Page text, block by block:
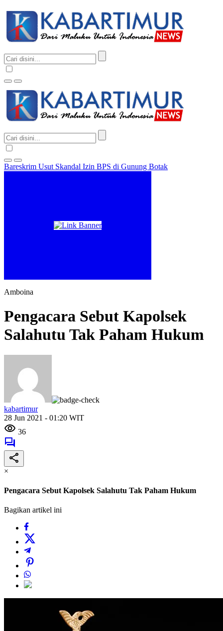
Bareskrim Usut Skandal Izin BPS di Gunung Botak
Amboina
Pengacara Sebut Kapolsek
Salahutu Tak Paham Hukum
kabartimur
28 Jun 2021 - 01:20 WIT
36
×
Pengacara Sebut Kapolsek Salahutu Tak Paham Hukum
Bagikan artikel ini